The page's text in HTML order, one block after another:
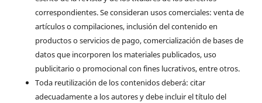
correspondientes. Se consideran usos comerciales: venta de
artículos o compilaciones, inclusión del contenido en
productos o servicios de pago, comercialización de bases de
datos que incorporen los materiales publicados, uso
publicitario o promocional con fines lucrativos, entre otros.
Toda reutilización de los contenidos deberá: citar
adecuadamente a los autores y debe incluir el título del